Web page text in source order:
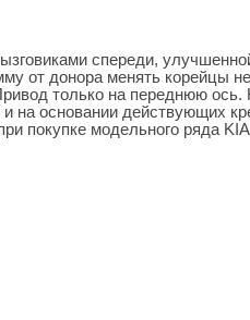
спереди,
от донора менять корейцы
только на переднюю ось.
на основании действующих
покупке модельного ряда